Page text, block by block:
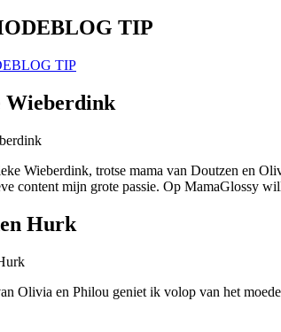
TIP
Wieberdink
Wieberdink, trotse mama van Doutzen en
content mijn grote passie. Op MamaGlossy
Hurk
Olivia en Philou geniet ik volop van het